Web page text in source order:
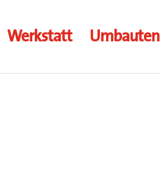
Werkstatt Umbauten